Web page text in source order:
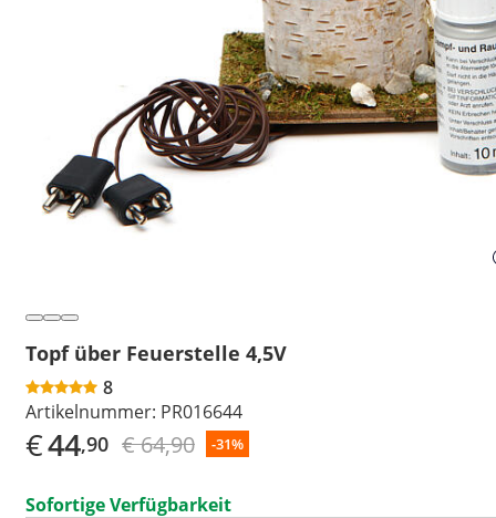
Topf über Feuerstelle 4,5V
8
Artikelnummer: PR016644
€44,90 € 64,90 -31%
Sofortige Verfügbarkeit